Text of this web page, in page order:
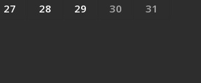
27 28 29 30 31